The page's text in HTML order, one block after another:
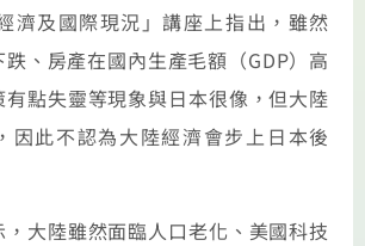
濟及國際現況」講座上指出，雖然
、房產在國內生產毛額（GDP）高
點失靈等現象與日本很像，但大陸
因此不認為大陸經濟會步上日本後
大陸雖然面臨人口老化、美國科技